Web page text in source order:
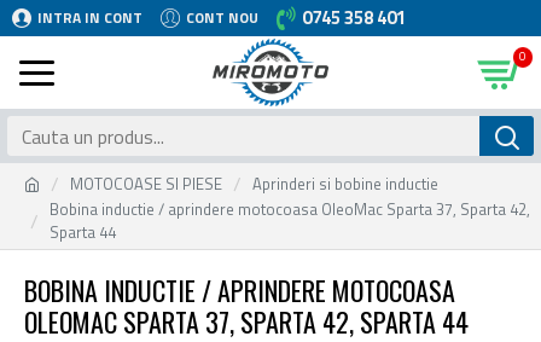
INTRA IN CONT CONT NOU 0745 358 401
0
MOTOCOASE SI PIESE
Aprinderi si bobine inductie
Bobina inductie / aprindere motocoasa OleoMac Sparta 37, Sparta 42,
Sparta 44
BOBINA INDUCTIE / APRINDERE MOTOCOASA
OLEOMAC SPARTA 37, SPARTA 42, SPARTA 44